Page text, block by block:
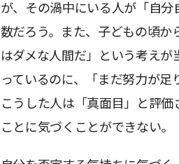
が、その渦中にいる人が「自
数だろう。また、子どもの頃か
はダメな人間だ」という考え
っているのに、「まだ努力が足
こうした人は「真面目」と評
ことに気づくことができない。